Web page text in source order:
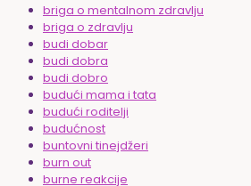
briga o mentalnom zdravlju
briga o zdravlju
budi dobar
budi dobra
budi dobro
budući mama i tata
budući roditelji
budućnost
buntovni tinejdžeri
burn out
burne reakcije